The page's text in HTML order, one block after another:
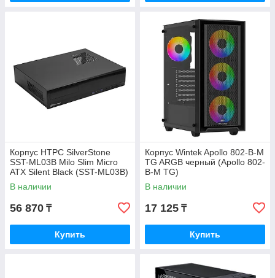
Корпус HTPC SilverStone
SST-ML03B Milo Slim Micro
ATX Silent Black (SST-ML03B)
В наличии
56 870 ₸
Купить
Корпус Wintek Apollo 802-B-M
TG ARGB черный (Apollo 802-
B-M TG)
В наличии
17 125 ₸
Купить